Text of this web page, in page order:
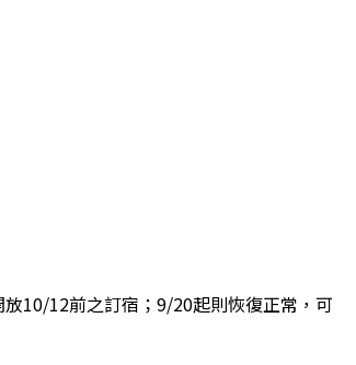
10/12前之訂宿；9/20起則恢復正常，可